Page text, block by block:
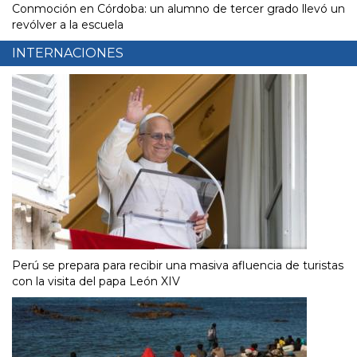
Conmoción en Córdoba: un alumno de tercer grado llevó un
revólver a la escuela
INTERNACIONES
Perú se prepara para recibir una masiva afluencia de turistas
con la visita del papa León XIV